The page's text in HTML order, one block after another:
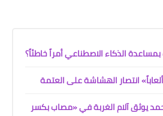
الذكاء الاصطناعي أمراً خاطئاً؟
انتصار الهشاشة على العتمة
يوثق آلام الغربة في «مصاب بكسر